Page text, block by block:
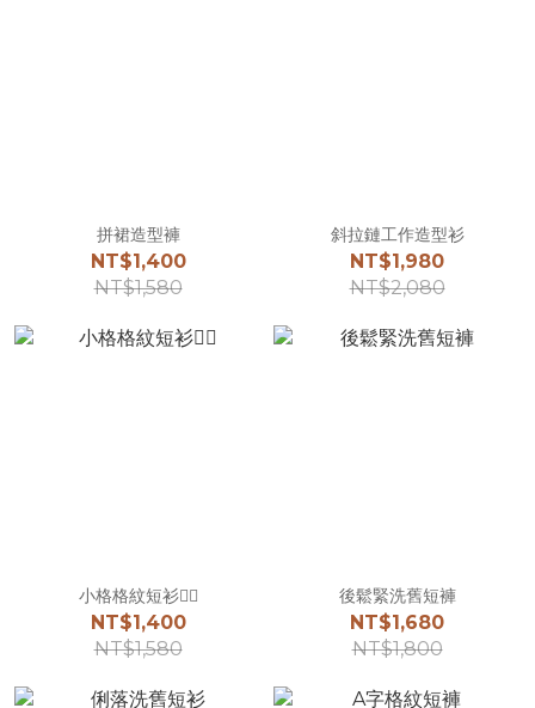
拼裙造型褲
NT$1,400
NT$1,580
斜拉鏈工作造型衫
NT$1,980
NT$2,080
小格格紋短衫☝🏻
NT$1,400
NT$1,580
後鬆緊洗舊短褲
NT$1,680
NT$1,800